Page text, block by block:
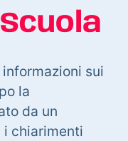
sui
la
da un
chiarimenti